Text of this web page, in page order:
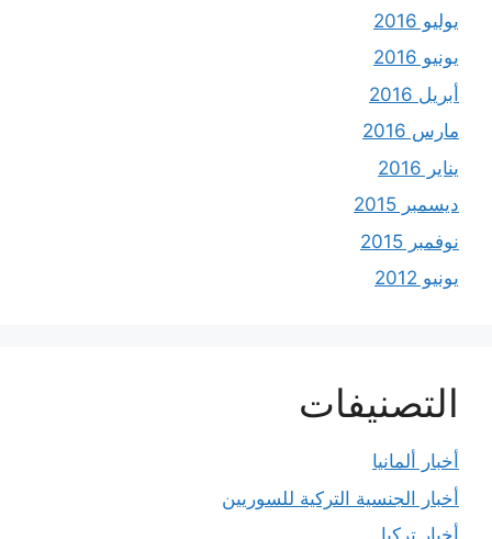
يوليو 2016
يونيو 2016
أبريل 2016
مارس 2016
يناير 2016
ديسمبر 2015
نوفمبر 2015
يونيو 2012
التصنيفات
أخبار ألمانيا
أخبار الجنسية التركية للسوريين